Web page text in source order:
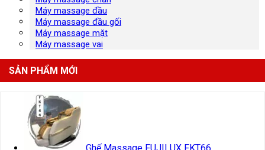
Máy massage đầu
Máy massage đầu gối
Máy massage mặt
Máy massage vai
SẢN PHẨM MỚI